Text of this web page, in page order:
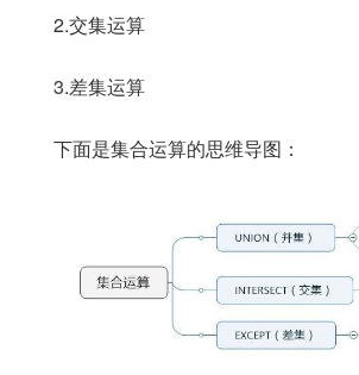
2.交集运算
3.差集运算
下面是集合运算的思维导图：